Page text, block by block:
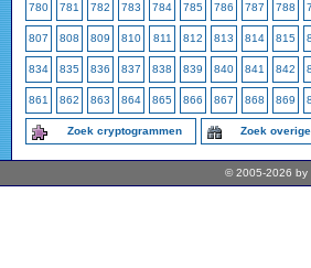
780 781 782 783 784 785 786 787 788
807 808 809 810 811 812 813 814 815
834 835 836 837 838 839 840 841 842
861 862 863 864 865 866 867 868 869
Zoek cryptogrammen Zoek
© 2005-2026 by